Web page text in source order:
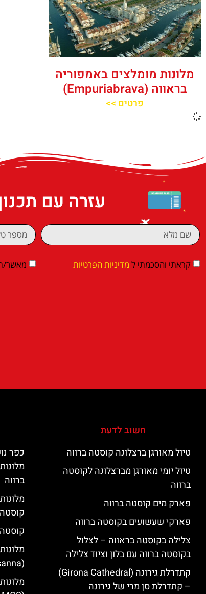
מלונות מומלצים באמפוריה
בראווה (Empuriabrava)
פרטים >>
עזרה עם
קראתי והסכמתי ל מדיניות הפרטיות מאשר/ת
חשוב לדעת
טיול מאורגן ברצלונה קוסטה ברווה
טיול יומי מאורגן מברצלונה לקוסטה
ברווה
פארק מים קוסטה ברווה
פארקי שעשועים בקוסטה ברווה
צלילה בקוסטה בראווה – לצלול
בקוסטה ברווה עם בלון וציוד צלילה
קתדרלת גירונה (Girona Cathedral)
– קתדרלת סן מרי של גירונה
כפר
ברווה
(Santa Susanna)